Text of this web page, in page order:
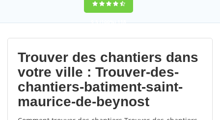
9,5(100%)118
votes
Trouver des chantiers dans
votre ville : Trouver-des-
chantiers-batiment-saint-
maurice-de-beynost